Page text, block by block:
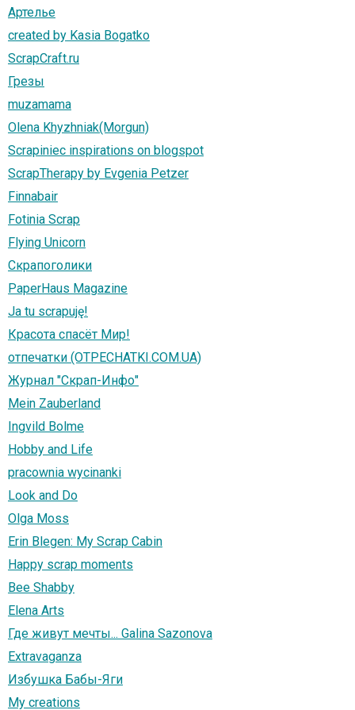
Артелье
created by Kasia Bogatko
ScrapCraft.ru
Грезы
muzamama
Olena Khyzhniak(Morgun)
Scrapiniec inspirations on blogspot
ScrapTherapy by Evgenia Petzer
Finnabair
Fotinia Scrap
Flying Unicorn
Скрапоголики
PaperHaus Magazine
Ja tu scrapuję!
Красота спасёт Мир!
отпечатки (OTPECHATKI.COM.UA)
Журнал "Скрап-Инфо"
Mein Zauberland
Ingvild Bolme
Hobby and Life
pracownia wycinanki
Look and Do
Olga Moss
Erin Blegen: My Scrap Cabin
Happy scrap moments
Bee Shabby
Elena Arts
Где живут мечты... Galina Sazonova
Extravaganza
Избушка Бабы-Яги
My creations